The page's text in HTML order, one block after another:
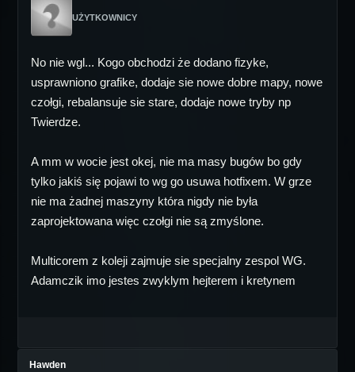
UŻYTKOWNICY
No nie wgl... Kogo obchodzi że dodano fizyke,
usprawniono grafike, dodaje sie nowe dobre mapy, nowe
czołgi, rebalansuje sie stare, dodaje nowe tryby np
Twierdze.
A mm w wocie jest okej, nie ma masy bugów bo gdy
tylko jakiś się pojawi to wg go usuwa hotfixem. W grze
nie ma żadnej maszyny która nigdy nie była
zaprojektowana więc czołgi nie są zmyślone.
Multicorem z koleji zajmuje sie specjalny zespol WG.
Adamczik imo jestes zwyklym hejterem i kretynem
Hawden